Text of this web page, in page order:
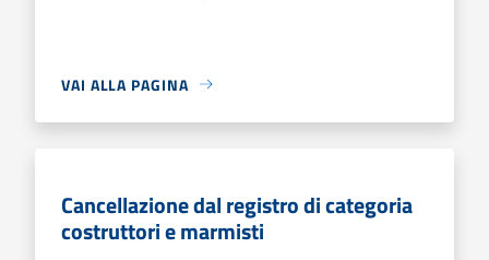
VAI ALLA PAGINA
Cancellazione dal registro di categoria
costruttori e marmisti